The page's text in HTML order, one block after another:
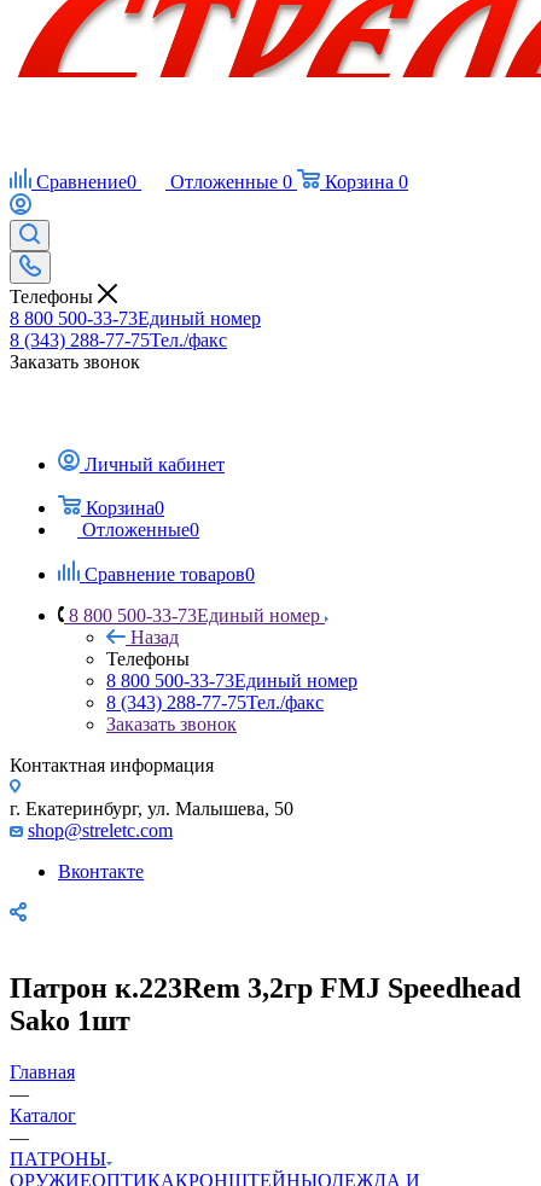
Сравнение0 Отложенные 0 Корзина 0
Телефоны
8 800 500-33-73Единый номер
8 (343) 288-77-75Тел./факс
Заказать звонок
Личный кабинет
Корзина0
Отложенные0
Сравнение товаров0
8 800 500-33-73Единый номер
Назад
Телефоны
8 800 500-33-73Единый номер
8 (343) 288-77-75Тел./факс
Заказать звонок
Контактная информация
г. Екатеринбург, ул. Малышева, 50
shop@streletc.com
Вконтакте
Патрон к.223Rem 3,2гр FMJ Speedhead
Sako 1шт
Главная
—
Каталог
—
ПАТРОНЫ
ОРУЖИЕОПТИКАКРОНШТЕЙНЫОДЕЖДА И